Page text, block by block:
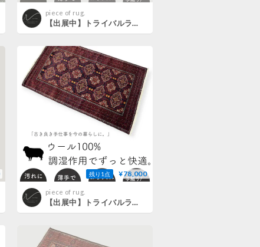
piece of rug.
【出展中】トライバルラグ バルーチ 手織り 273802 105cmx202cm
残り1点 ¥78,000
piece of rug.
【出展中】トライバルラグ バルーチ 手織り 273788 100cmx170cm